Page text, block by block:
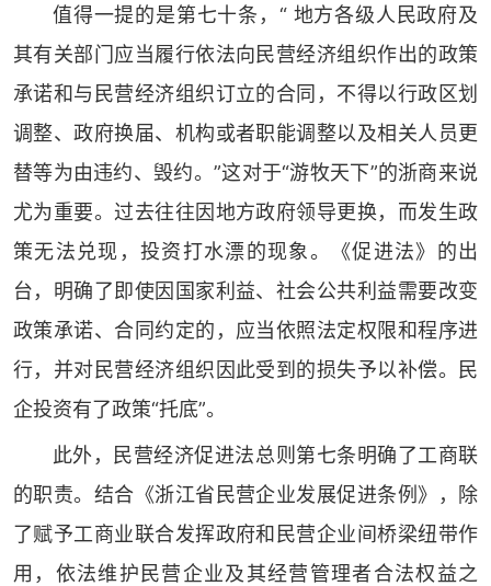
值得一提的是第七十条，“ 地方各级人民政府及
其有关部门应当履行依法向民营经济组织作出的政策
承诺和与民营经济组织订立的合同，不得以行政区划
调整、政府换届、机构或者职能调整以及相关人员更
替等为由违约、毁约。”这对于“游牧天下”的浙商来说
尤为重要。过去往往因地方政府领导更换，而发生政
策无法兑现，投资打水漂的现象。《促进法》的出
台，明确了即使因国家利益、社会公共利益需要改变
政策承诺、合同约定的，应当依照法定权限和程序进
行，并对民营经济组织因此受到的损失予以补偿。民
企投资有了政策“托底”。
此外，民营经济促进法总则第七条明确了工商联
的职责。结合《浙江省民营企业发展促进条例》，除
了赋予工商业联合发挥政府和民营企业间桥梁纽带作
用，依法维护民营企业及其经营管理者合法权益之